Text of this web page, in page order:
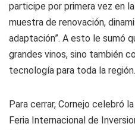
participe por primera vez en
muestra de renovación,
adaptación”. A esto le sumó
grandes vinos, sino también
tecnología para toda la región.
Para cerrar, Cornejo celebró
Feria Internacional de